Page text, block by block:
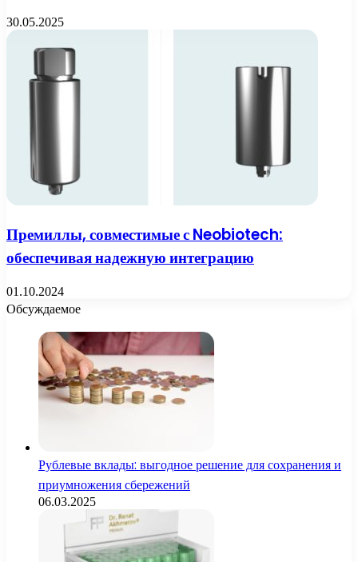
30.05.2025
Премиллы, совместимые с Neobiotech:
обеспечивая надежную интеграцию
01.10.2024
Обсуждаемое
Рублевые вклады: выгодное решение для сохранения и
приумножения сбережений
06.03.2025